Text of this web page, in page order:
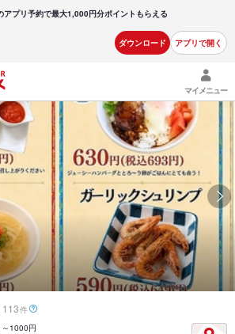
アプリ予約で最大1,000円分ポイントもらえる
ダウンロード アプリで開く
マイメニュー
113件
1000円